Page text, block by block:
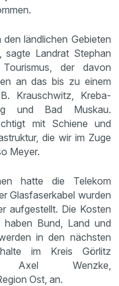
ländlichen Gebieten
sagte Landrat Stephan
der davon
an das bis zu einem
Krauschwitz, Kreba-
und Bad Muskau.
mit Schiene und
die wir im Zuge
Meyer.
hatte die Telekom
Glasfaserkabel wurden
aufgestellt. Die Kosten
Bund, Land und
in den nächsten
im Kreis Görlitz
Axel Wenzke,
Ost, an.